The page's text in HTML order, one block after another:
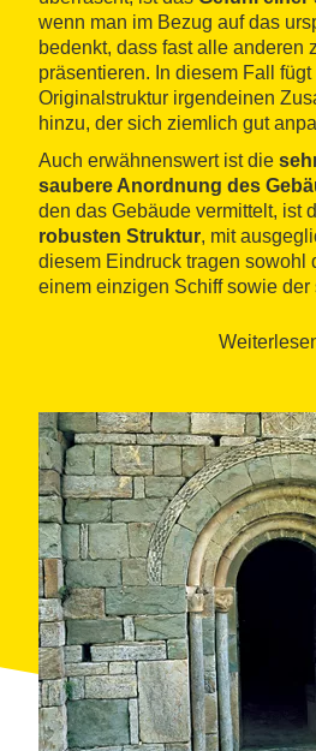
wenn man im Bezug auf das
bedenkt, dass fast alle anderen
präsentieren. In diesem Fall fügt
Originalstruktur irgendeinen
hinzu, der sich ziemlich gut
Auch erwähnenswert ist die
saubere Anordnung des
den das Gebäude vermittelt, ist
robusten Struktur, mit
diesem Eindruck tragen sowohl
einem einzigen Schiff sowie der
Christusmonogramms oder
Namen Christi präsidiert,
von ein paar Randverzierungen
pflanzliche und tierische
restlichen Dekorationsstücke
Jungfrau, befinden sich im
Lleida.